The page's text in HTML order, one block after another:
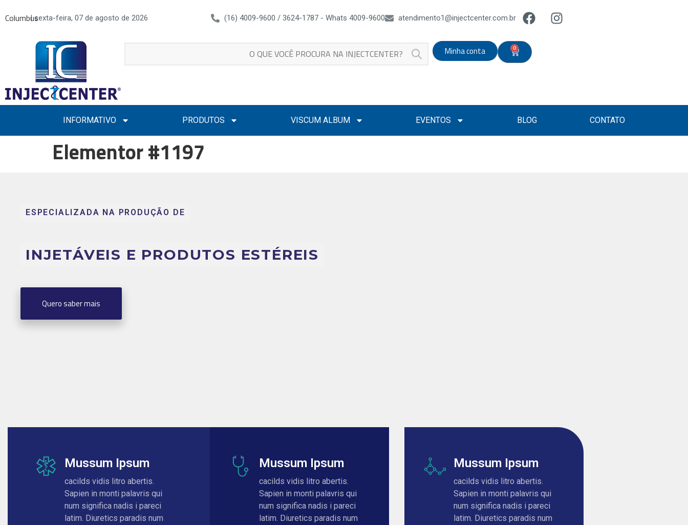
Columbus| sexta-feira, 07 de agosto de 2026 (16) 4009-9600 / 3624-1787 - Whats 4009-9600 atendimento1@injectcenter.com.br
Minha conta 0
INFORMATIVO PRODUTOS VISCUM ALBUM EVENTOS BLOG CONTATO
Elementor #1197
ESPECIALIZADA NA PRODUÇÃO DE
INJETÁVEIS E PRODUTOS ESTÉREIS
Quero saber mais
Mussum Ipsum
cacilds vidis litro abertis.
Sapien in monti palavris qui
num significa nadis i pareci
latim. Diuretics paradis num
Mussum Ipsum
cacilds vidis litro abertis.
Sapien in monti palavris qui
num significa nadis i pareci
latim. Diuretics paradis num
Mussum Ipsum
cacilds vidis litro abertis.
Sapien in monti palavris qui
num significa nadis i pareci
latim. Diuretics paradis num